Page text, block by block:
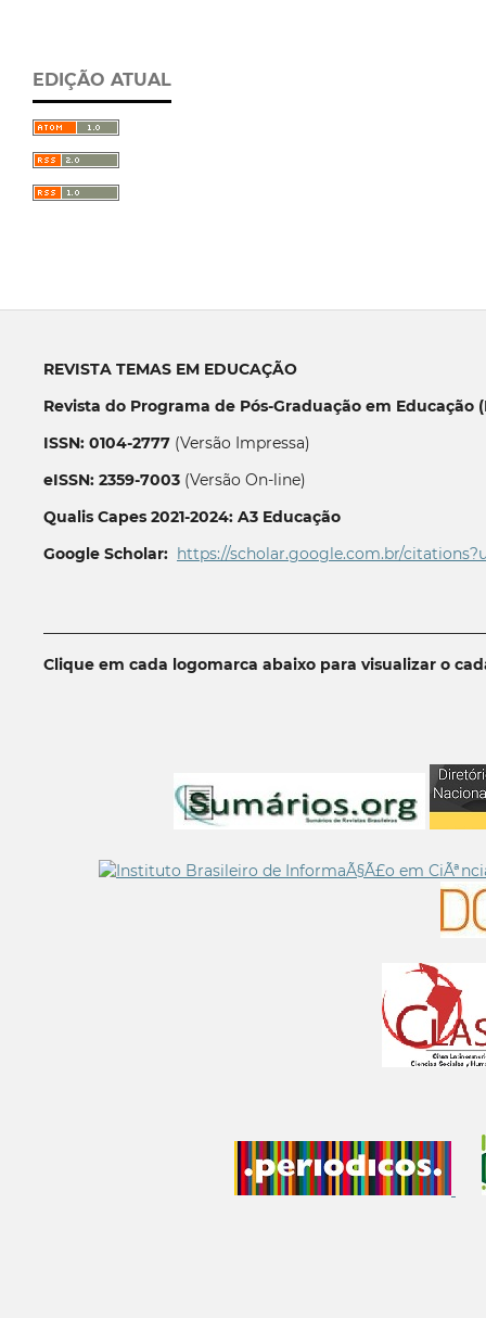
EDIÇÃO ATUAL
REVISTA TEMAS EM EDUCAÇÃO
Revista do Programa de Pós-Graduação em Educação
ISSN: 0104-2777(Versão Impressa)
eISSN: 2359-7003(Versão On-line)
Qualis Capes 2021-2024: A3 Educação
Google Scholar: https://scholar.google.com.br/
Clique em cada logomarca abaixo para visualizar o